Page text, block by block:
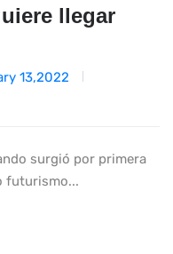
llegar
13,2022
surgió por primera
futurismo...